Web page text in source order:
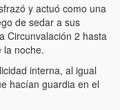
y actuó como una
de sedar a sus
Circunvalación 2 hasta
la noche.
interna, al igual
hacían guardia en el